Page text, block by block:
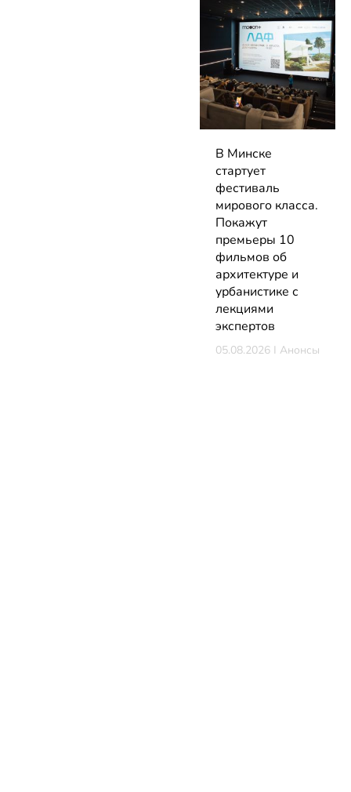
В Минске
стартует
фестиваль
мирового класса.
Покажут
премьеры 10
фильмов об
архитектуре и
урбанистике с
лекциями
экспертов
05.08.2026 | Анонсы